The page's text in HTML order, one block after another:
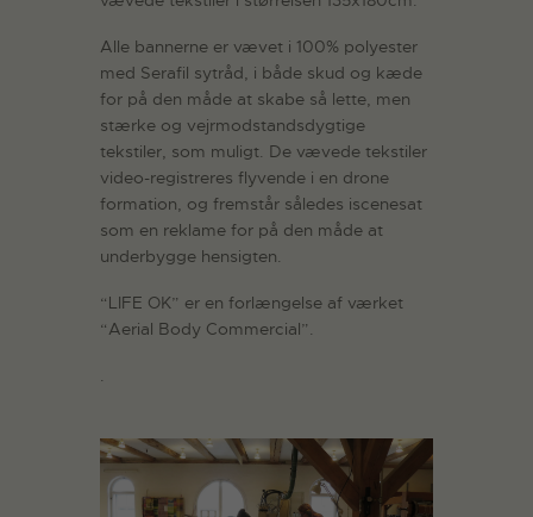
Alle bannerne er vævet i 100% polyester
med Serafil sytråd, i både skud og kæde
for på den måde at skabe så lette, men
stærke og vejrmodstandsdygtige
tekstiler, som muligt. De vævede tekstiler
video-registreres flyvende i en drone
formation, og fremstår således iscenesat
som en reklame for på den måde at
underbygge hensigten.
“LIFE OK” er en forlængelse af værket
“Aerial Body Commercial”.